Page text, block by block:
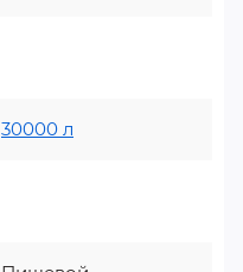
30000 л